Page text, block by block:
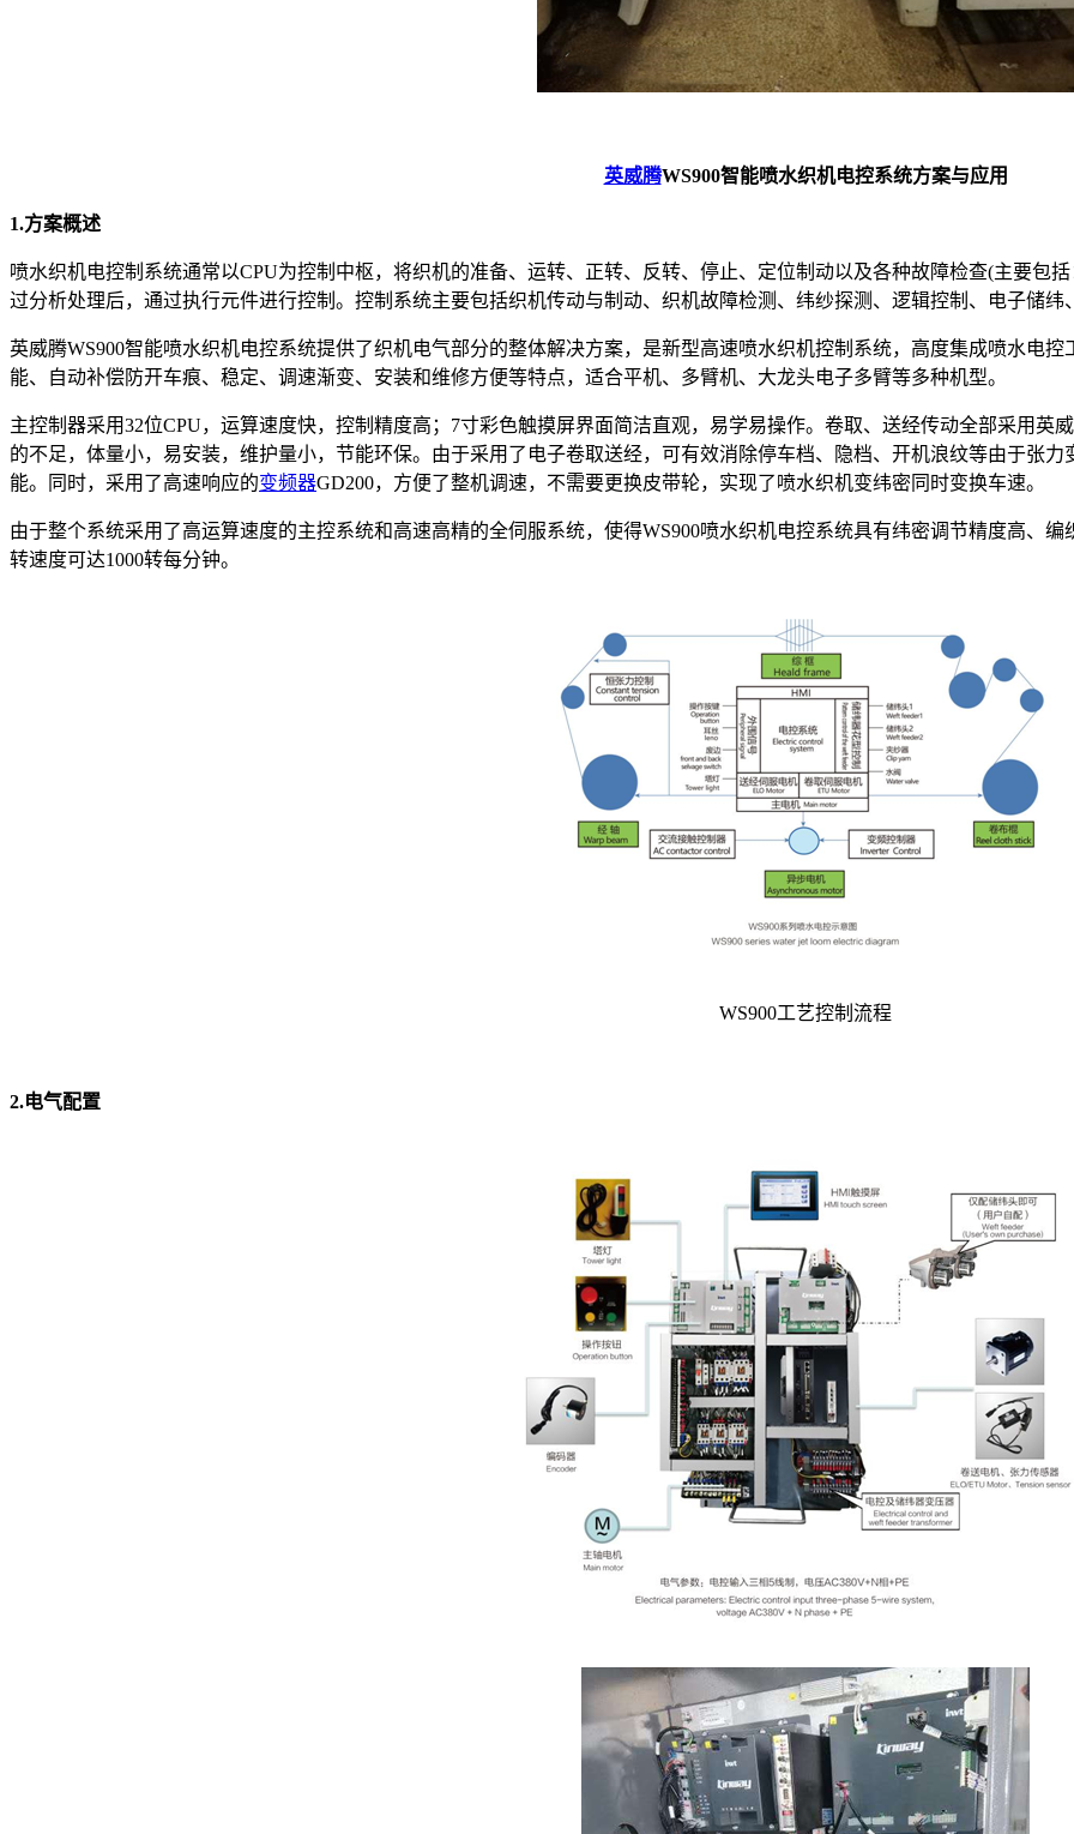
英威腾WS900智能喷水织机电控系统方案与应用
1.方案概述
喷水织机电控制系统通常以CPU为控制中枢，将织机的准备、运转、正转、反转、停止、定位制动以及各种故障检查(主要包
过分析处理后，通过执行元件进行控制。控制系统主要包括织机传动与制动、织机故障检测、纬纱探测、逻辑控制、电子储纬
英威腾WS900智能喷水织机电控系统提供了织机电气部分的整体解决方案，是新型高速喷水织机控制系统，高度集成喷水电
能、自动补偿防开车痕、稳定、调速渐变、安装和维修方便等特点，适合平机、多臂机、大龙头电子多臂等多种机型。
主控制器采用32位CPU，运算速度快，控制精度高；7寸彩色触摸屏界面简洁直观，易学易操作。卷取、送经传动全部采用英
的不足，体量小，易安装，维护量小，节能环保。由于采用了电子卷取送经，可有效消除停车档、隐档、开机浪纹等由于张
能。同时，采用了高速响应的变频器GD200，方便了整机调速，不需要更换皮带轮，实现了喷水织机变纬密同时变换车速。
由于整个系统采用了高运算速度的主控系统和高速高精的全伺服系统，使得WS900喷水织机电控系统具有纬密调节精度高、
转速度可达1000转每分钟。
WS900工艺控制流程
2.电气配置